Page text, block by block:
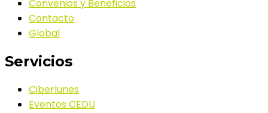
Convenios y Beneficios
Contacto
Global
Servicios
Ciberlunes
Eventos CEDU